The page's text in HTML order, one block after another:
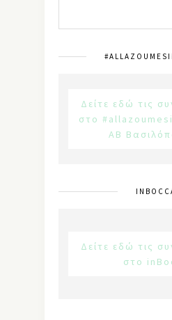
Δείτε εδώ τις
στο
ΑΒ
Δείτε εδώ τις
στο